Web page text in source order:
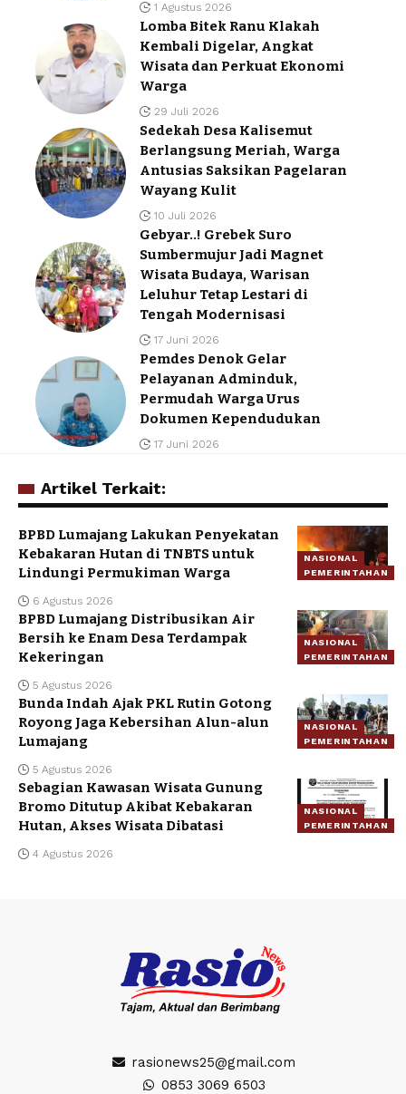
1 Agustus 2026
Lomba Bitek Ranu Klakah
Kembali Digelar, Angkat
Wisata dan Perkuat Ekonomi
Warga
29 Juli 2026
Sedekah Desa Kalisemut
Berlangsung Meriah, Warga
Antusias Saksikan Pagelaran
Wayang Kulit
10 Juli 2026
Gebyar..! Grebek Suro
Sumbermujur Jadi Magnet
Wisata Budaya, Warisan
Leluhur Tetap Lestari di
Tengah Modernisasi
17 Juni 2026
Pemdes Denok Gelar
Pelayanan Adminduk,
Permudah Warga Urus
Dokumen Kependudukan
17 Juni 2026
Artikel Terkait:
NASIONAL
PEMERINTAHAN
BPBD Lumajang Lakukan Penyekatan
Kebakaran Hutan di TNBTS untuk
Lindungi Permukiman Warga
6 Agustus 2026
NASIONAL
PEMERINTAHAN
BPBD Lumajang Distribusikan Air
Bersih ke Enam Desa Terdampak
Kekeringan
5 Agustus 2026
NASIONAL
PEMERINTAHAN
Bunda Indah Ajak PKL Rutin Gotong
Royong Jaga Kebersihan Alun-alun
Lumajang
5 Agustus 2026
NASIONAL
PEMERINTAHAN
Sebagian Kawasan Wisata Gunung
Bromo Ditutup Akibat Kebakaran
Hutan, Akses Wisata Dibatasi
4 Agustus 2026
rasionews25@gmail.com
0853 3069 6503